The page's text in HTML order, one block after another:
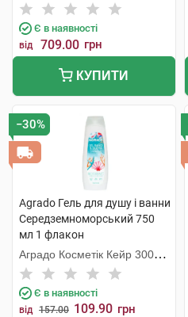
Є в наявності
від 709.00 грн
КУПИТИ
−30%
Agrado Гель для душу і ванни
Середземноморський 750
мл 1 флакон
Аградо Косметік Кейр 3000
С.Л.У.
Є в наявності
від 157.00 109.90 грн